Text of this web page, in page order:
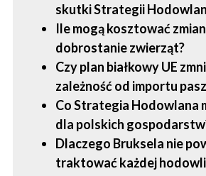
skutki Strategii
Ile mogą kosztować
dobrostanie zwierząt?
Czy plan białkowy UE
zależność od importu
Co Strategia Hodowlana
dla polskich
Dlaczego Bruksela nie
traktować każdej